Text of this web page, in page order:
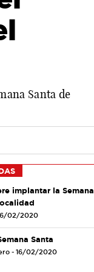
Santa de
implantar la Semana
02/2020
Santa
- 16/02/2020